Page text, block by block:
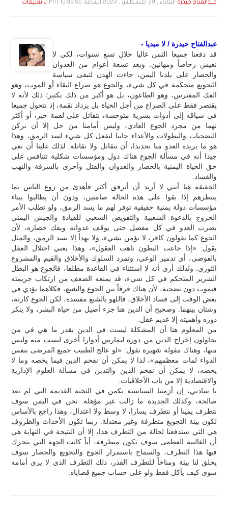
عبدالفتاح حيدرة الثلاثاء , 29 أغـسـطـس , 2023 الساعة 10:39:50 PM 0 تعليقات
عبدالفتاح حيدرة / لا ميديا -
قد دفعنا جميعا الثمن غاليا خلال تسع سنوات، لكي لا
نعيش رخاصاً ومهانين. وبعد تسعة أعوام من العدوان
والحصار على بلدنا اليمن، جاءت الهدن لتبقى سياسة
التجويع متحكمة في كل شيء، والجوع هو صراع البقاء أو الموت، وهو
الفك المفترس، وهو الطاعون، بل هو أكبر من ذلك بكثير؛ ذلك لأنه لا
يقتصر فقط على الصراع من أجل الحياة بل يزداد نقمة، إذ نتحول جميعا
في سياقه إلى أدوات بشرية متوحشة، نتقاتل على لقمة خبز، أو أكثر
نهما من مجرد الجوع العادي، وليس أمامنا من حل إلا أن نركن
التضحيات والبطولات والأعداء جانبا لنفعل كل شيء لسد الرمق، وهذا
هو ما يريده العدو منا تحديدا، أن نتقاتل ولا نقاتله. لذلك علينا أن نعي
جيدا أنه في مسألة الجوع هناك دول ومؤسسات شكلية تتنافس على
حق الحياة اليمنية بالحصار والعدوان والقتل وأخرى بالسرقة والنهب
والفساد.
الحقيقة هنا أنني لا أريد أن أترفق أكثر فأهدئ من روع الناس بما
ينتظرهم إذا بقوا على هذه الحالة صامتين، ودون أن يطالبوا ببناء
مؤسسات دولة يمنية حقيقية توفر لهم ما يسد الرمق، ولو تطلب الأمر
الخروج بالدعوة الشعبية والتفويض الشعبي للقيادة والجيش اليمني
بضرب العدو في كل مفصل حتى يوقف عدوانه ويفك حصاره، لأن
الجوع كما يقولون كافر، لا يؤمن بشيء، ولا يهدأ إلا بسد الرمق، والمثل
يقول: «إذا جاعت البطون تاهت العقول»، وهذا يعني احتلال العقل
بالفوضى، أي تدمير الوعي، وتمرد السلوك والأخلاق والقيم والمشروع
الثوري. ولذلك أرى أنه لا استثناء في القاعدة مطلقا، فالجوع هو البطل
الشرير المتحكم في كل شيء، قد يمنعه الضعف من ارتكاب جريمته
فيموت دون تضحية، لأن هناك فرقاً بين الجوع والشبع، فكلاهما يؤدي في
بعض الوقت إلى فساد الأخلاق، فاللهو بالشبع مفسدة، لكن الجوع كارثة،
وشتان بينهما. وصحيح أن الدين هنا جزء أصيل من حياة البشر، ولا ينكر
دوره وأهميته إلا عديم عقل.
من المعلوم هنا أن المشكلة ليست في الدين بقدر ما هي في من
يحاولون إخراج الدين من دوره ليمارس أدوارا أخرى ليست منه وليس
منها، وهناك مقولة شهيرة تقول: «لو عالج الطبيب جميع المرضى بنفس
الدواء لمات معظمهم»، لذا لا يمكن أن نقحم الدين فيما يخصه وما لا
يخصه، لا يمكن أن نقحم الدين والتدين في مسألة العلوم الإدارية
والاقتصادية إلا من باب الأخلاقيات.
يا سادتي، إن أزمتنا السياسية تكمن في النخبة القديمة التي لم تعد
صالحة، وكذلك الجديدة ما زالت غير مؤهلة. نحن في اليمن سوف
نتطرف يمينا أو نتطرف يسارا، لا وسط ولا اعتدال، وهذا راجع بالأساس
لكون بيئة التجويع متطرفة وغير معتدلة. ربما تكون الأحداث والظروف
هي التي ستدفعنا لحالة من التطرف هذا، إلا أن النتيجة في النهاية هي
أن الغالبية العظمى سوف تكون متطرفة، أياً كانت الجهة التي يتحرك
فيها هذا التطرف، والسماح باستمرار الجوع والتجويع والحصار سوف
يخلق لنا بيئة ومناخاً للتطرف القذر، ذلك التطرف الذي لا يرى أمامه
سوى كيف يأكل فقط ولو على حساب جميع قضاياه.